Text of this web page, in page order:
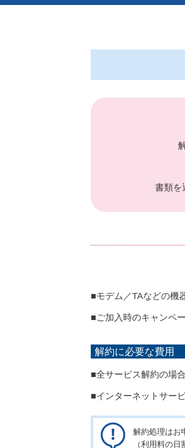
書類を
■モデム／TAなどの機
■ご加入時のキャンペ
解約に必要な費用
■全サービス解約の場
■インターネットサー
解約処理はお
（利用料の